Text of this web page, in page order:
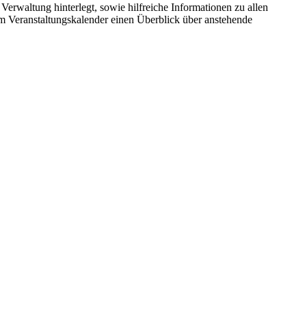
hinterlegt, sowie hilfreiche Informationen zu allen
einen Überblick über anstehende